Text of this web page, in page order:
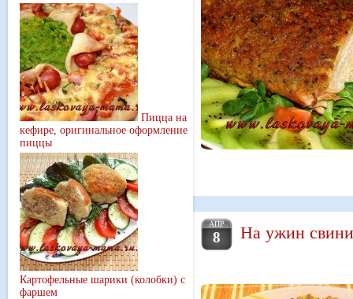
Пицца на
кефире, оригинальное оформление
пиццы
Картофельные шарики (колобки) с
фаршем
АПР
8 На ужин